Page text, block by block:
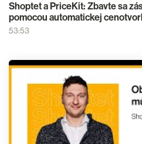
Shoptet a PriceKit: Zbavte sa
pomocou automatickej
53:53